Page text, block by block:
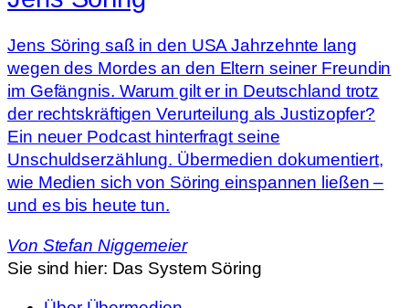
Jens Söring saß in den USA Jahrzehnte lang
wegen des Mordes an den Eltern seiner Freundin
im Gefängnis. Warum gilt er in Deutschland trotz
der rechtskräftigen Verurteilung als Justizopfer?
Ein neuer Podcast hinterfragt seine
Unschuldserzählung. Übermedien dokumentiert,
wie Medien sich von Söring einspannen ließen –
und es bis heute tun.
Von Stefan Niggemeier
Sie sind hier: Das System Söring